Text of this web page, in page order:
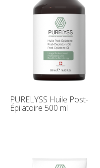
PURELYSS Huile Post-
Épilatoire 500 ml